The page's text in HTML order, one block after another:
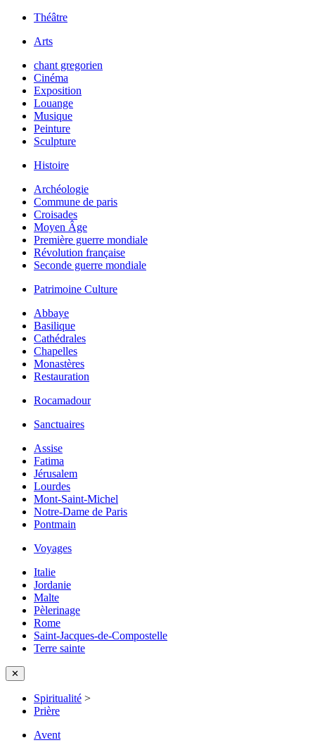
Théâtre
Arts
chant gregorien
Cinéma
Exposition
Louange
Musique
Peinture
Sculpture
Histoire
Archéologie
Commune de paris
Croisades
Moyen Âge
Première guerre mondiale
Révolution française
Seconde guerre mondiale
Patrimoine Culture
Abbaye
Basilique
Cathédrales
Chapelles
Monastères
Restauration
Rocamadour
Sanctuaires
Assise
Fatima
Jérusalem
Lourdes
Mont-Saint-Michel
Notre-Dame de Paris
Pontmain
Voyages
Italie
Jordanie
Malte
Pèlerinage
Rome
Saint-Jacques-de-Compostelle
Terre sainte
✕
Spiritualité >
Prière
Avent